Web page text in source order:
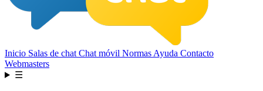
Inicio Salas de chat Chat móvil Normas Ayuda Contacto
Webmasters
☰